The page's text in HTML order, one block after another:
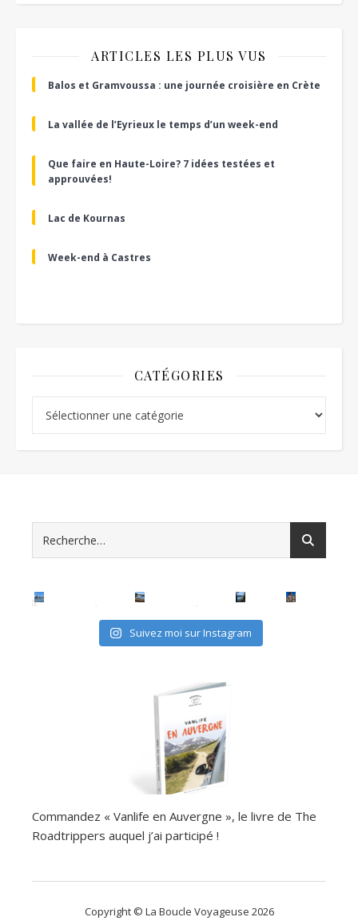
ARTICLES LES PLUS VUS
Balos et Gramvoussa : une journée croisière en Crète
La vallée de l’Eyrieux le temps d’un week-end
Que faire en Haute-Loire? 7 idées testées et
approuvées!
Lac de Kournas
Week-end à Castres
CATÉGORIES
Suivez moi sur Instagram
Commandez « Vanlife en Auvergne », le livre de The
Roadtrippers auquel j’ai participé !
Copyright © La Boucle Voyageuse 2026